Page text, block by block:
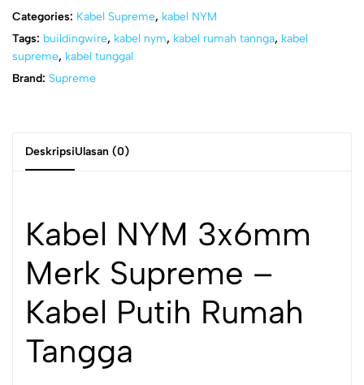
Categories: Kabel Supreme, kabel NYM
Tags: buildingwire, kabel nym, kabel rumah tannga, kabel
supreme, kabel tunggal
Brand: Supreme
DeskripsiUlasan (0)
Kabel NYM 3x6mm
Merk Supreme –
Kabel Putih Rumah
Tangga